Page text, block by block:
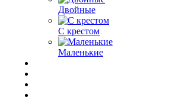
Двойные
С крестом
Маленькие